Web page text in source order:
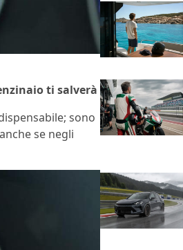
ti salverà
sono
se negli